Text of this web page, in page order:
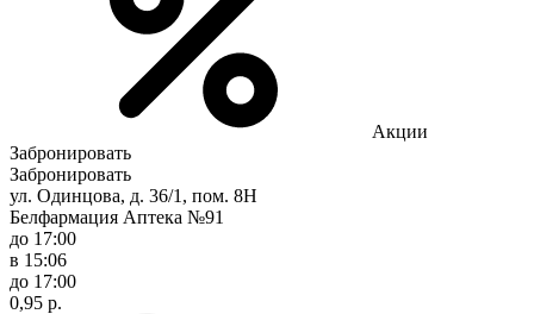
Акции
Забронировать
Забронировать
ул. Одинцова, д. 36/1, пом. 8Н
Белфармация Аптека №91
до 17:00
в 15:06
до 17:00
0,95 р.